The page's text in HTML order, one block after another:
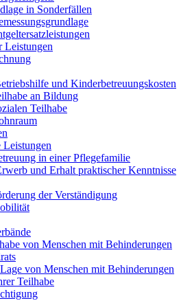
in Sonderfällen
Leistungen
und Kinderbetreuungskosten
an Bildung
Teilhabe
Leistungen
in einer Pflegefamilie
und Erhalt praktischer Kenntnisse
der Verständigung
von Menschen mit Behinderungen
von Menschen mit Behinderungen
Teilhabe